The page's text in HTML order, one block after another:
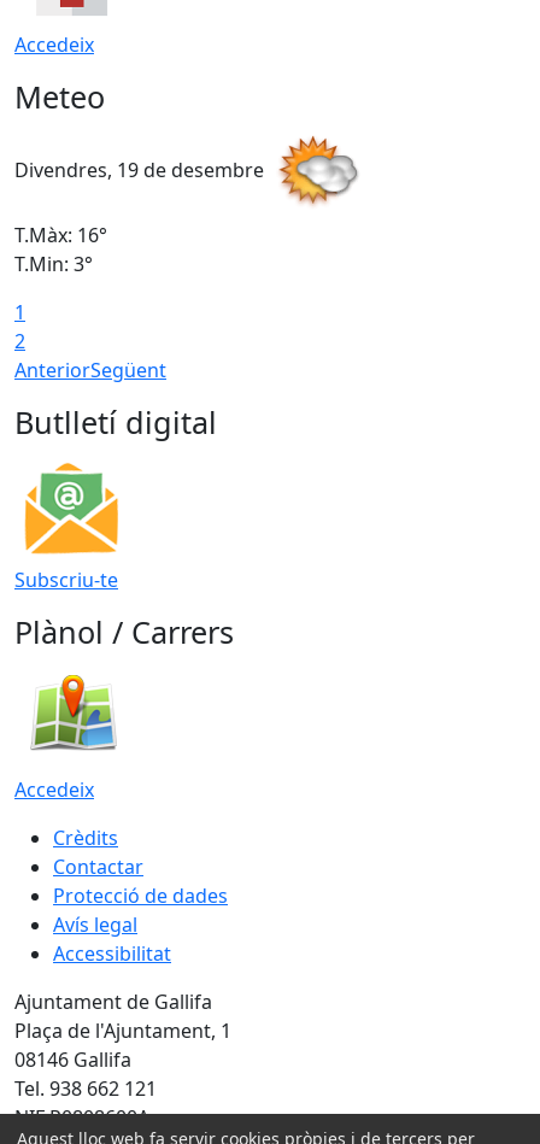
Accedeix
Meteo
Divendres, 19 de desembre
T.Màx: 16°
T.Min: 3°
1
2
AnteriorSegüent
Butlletí digital
Subscriu-te
Plànol / Carrers
Accedeix
Crèdits
Contactar
Protecció de dades
Avís legal
Accessibilitat
Ajuntament de Gallifa
Plaça de l'Ajuntament, 1
08146 Gallifa
Tel. 938 662 121
NIF P0808600A
Aquest lloc web fa servir cookies pròpies i de tercers per